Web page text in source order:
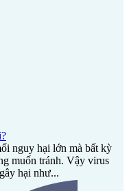
nguy hại lớn mà bất kỳ
muốn tránh. Vậy virus
hại như...